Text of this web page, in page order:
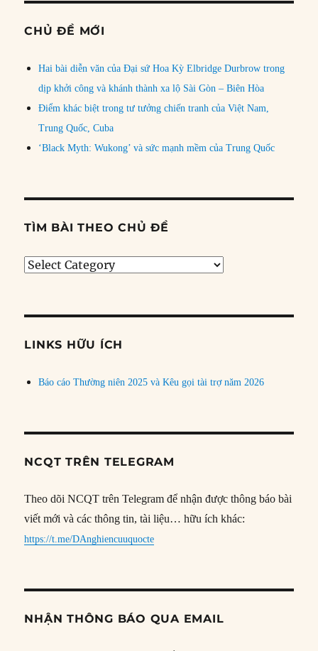
CHỦ ĐỀ MỚI
Hai bài diễn văn của Đại sứ Hoa Kỳ Elbridge Durbrow trong
dịp khởi công và khánh thành xa lộ Sài Gòn – Biên Hòa
Điểm khác biệt trong tư tưởng chiến tranh của Việt Nam,
Trung Quốc, Cuba
‘Black Myth: Wukong’ và sức mạnh mềm của Trung Quốc
TÌM BÀI THEO CHỦ ĐỀ
Tìm
đề
LINKS HỮU ÍCH
Báo cáo Thường niên 2025 và Kêu gọi tài trợ năm 2026
NCQT TRÊN TELEGRAM
Theo dõi NCQT trên Telegram để nhận được thông báo bài
viết mới và các thông tin, tài liệu… hữu ích khác:
https://t.me/DAnghiencuuquocte
NHẬN THÔNG BÁO QUA EMAIL